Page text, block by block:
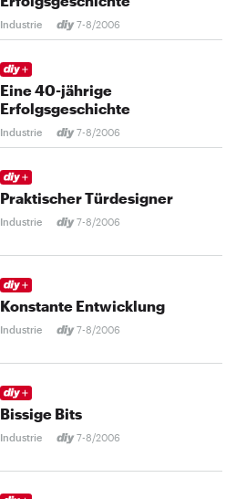
Industrie 7-8/2006
Eine 40-jährige
Erfolgsgeschichte
Industrie 7-8/2006
Praktischer Türdesigner
Industrie 7-8/2006
Konstante Entwicklung
Industrie 7-8/2006
Bissige Bits
Industrie 7-8/2006